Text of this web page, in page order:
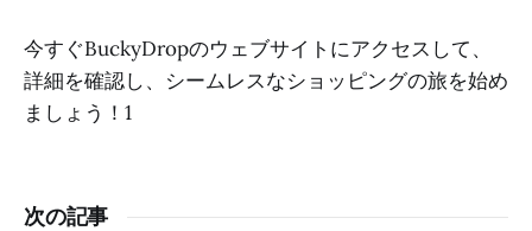
今すぐBuckyDropのウェブサイトにアクセスして、
詳細を確認し、シームレスなショッピングの旅を始め
ましょう！1
次の記事